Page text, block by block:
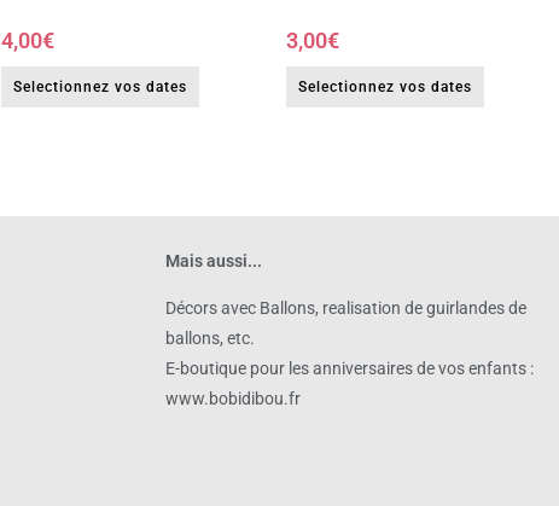
4,00€
Selectionnez vos dates
3,00€
Selectionnez vos dates
Mais aussi...
Décors avec Ballons, realisation de guirlandes de
ballons, etc.
E-boutique pour les anniversaires de vos enfants :
www.bobidibou.fr